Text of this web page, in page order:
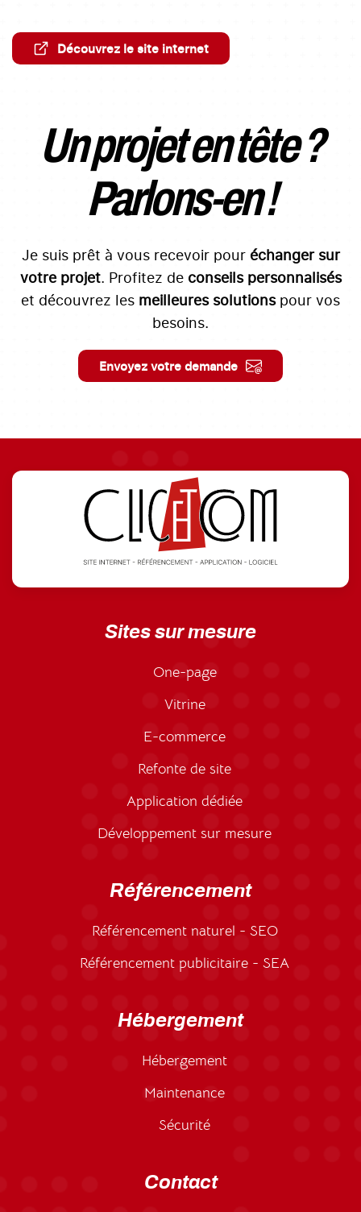
Découvrez le site internet
Un projet en tête ?
Parlons-en !
Je suis prêt à vous recevoir pour échanger sur
votre projet. Profitez de conseils personnalisés
et découvrez les meilleures solutionspour vos
besoins.
Envoyez votre demande
Sites sur mesure
One-page
Vitrine
E-commerce
Refonte de site
Application dédiée
Développement sur mesure
Référencement
Référencement naturel - SEO
Référencement publicitaire - SEA
Hébergement
Hébergement
Maintenance
Sécurité
Contact